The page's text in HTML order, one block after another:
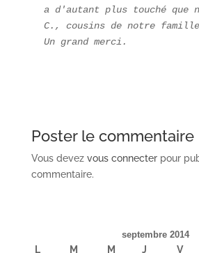
a d'autant plus touché
C., cousins de notre
Un grand merci.
Poster le commentaire
Vous devez vous connecterpour
commentaire.
septembre 2014
L M M J V